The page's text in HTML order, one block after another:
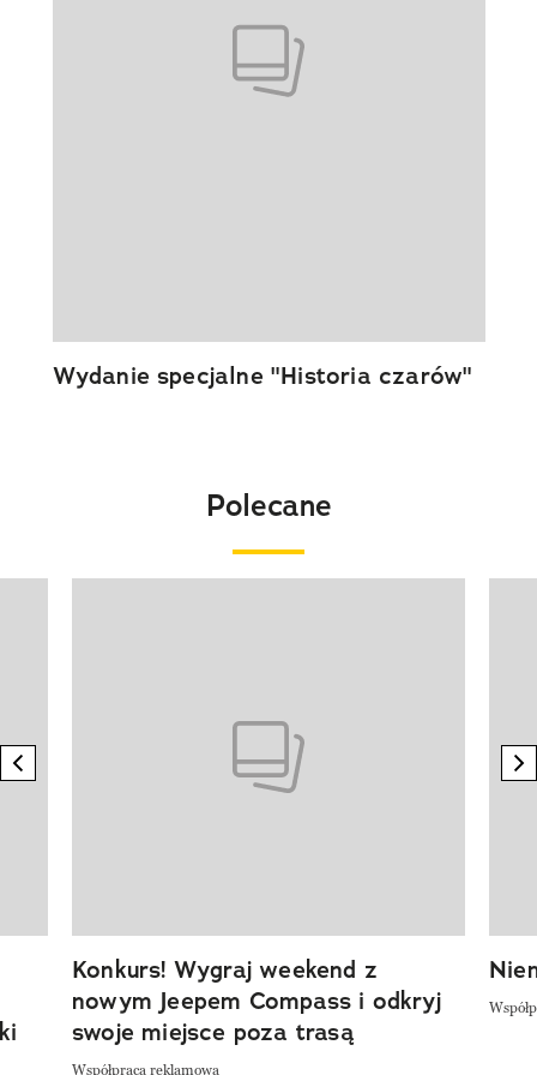
Wydanie specjalne "Historia czarów"
Polecane
previous element
Konkurs! Wygraj weekend z
nowym Jeepem Compass i odkryj
swoje miejsce poza trasą
Współpraca reklamowa